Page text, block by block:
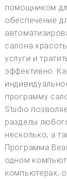
помощником
обеспечение
салона
услуги и
эффективно.
программу
Studio
разделы
несколько, а
Программа
одном
компьютерах,